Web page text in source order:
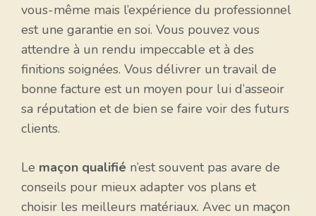
vous-même mais l’expérience du professionnel
est une garantie en soi. Vous pouvez vous
attendre à un rendu impeccable et à des
finitions soignées. Vous délivrer un travail de
bonne facture est un moyen pour lui d’asseoir
sa réputation et de bien se faire voir des futurs
clients.
Le maçon qualifié n’est souvent pas avare de
conseils pour mieux adapter vos plans et
choisir les meilleurs matériaux. Avec un maçon